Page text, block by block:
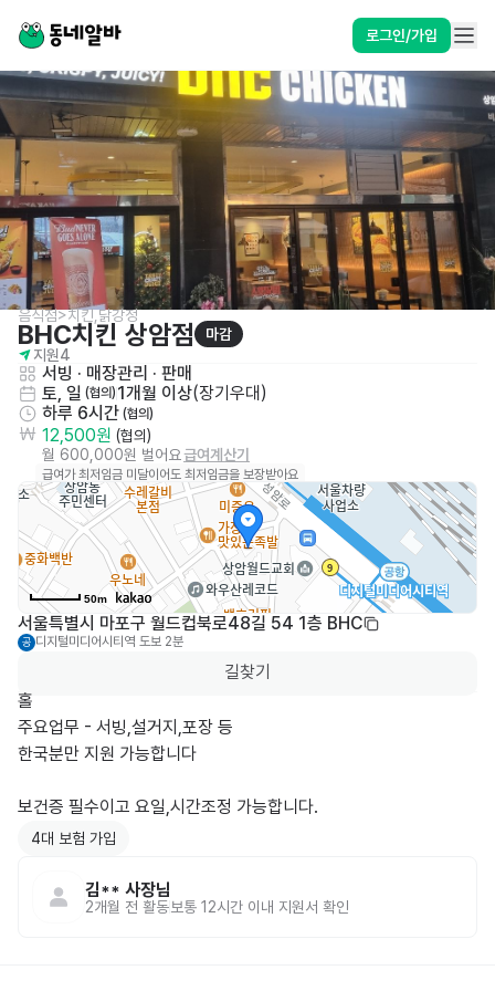
로그인/가입
음식점>치킨,닭강정
BHC치킨 상암점
마감
지원4
서빙 · 매장관리 · 판매
토, 일 (협의) 1개월 이상(장기우대 )
하루 6시간 (협의)
12,500원 (협의)
월 600,000원 벌어요급여계산기
급여가 최저임금 미달이어도 최저임금을 보장받아요
50m
서울특별시 마포구 월드컵북로48길 54 1층 BHC
공 디지털미디어시티역 도보 2분
길찾기
홀
주요업무 - 서빙,설거지,포장 등
한국분만 지원 가능합니다
보건증 필수이고 요일,시간조정 가능합니다.
4대 보험 가입
김** 사장님
2개월 전 활동보통 12시간 이내 지원서 확인